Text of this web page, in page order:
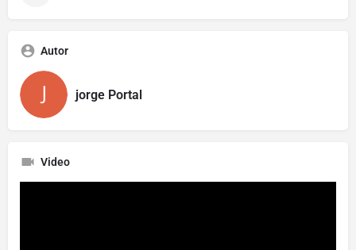
Autor
jorge Portal
Video